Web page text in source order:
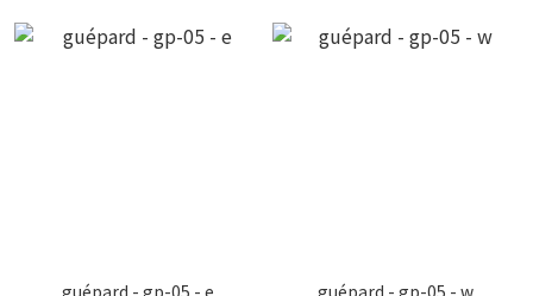
guépard - gp-05 - e guépard - gp-05 - w